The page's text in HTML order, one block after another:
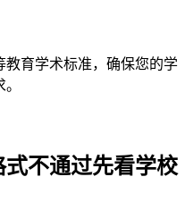
育学术标准，确保您的学
不通过先看学校